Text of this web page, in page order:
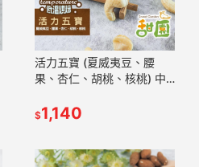
活力五寶 (夏威夷豆、腰
果、杏仁、胡桃、核桃) 中
拿鐵 精力湯 堅果【甜園】
$1,140